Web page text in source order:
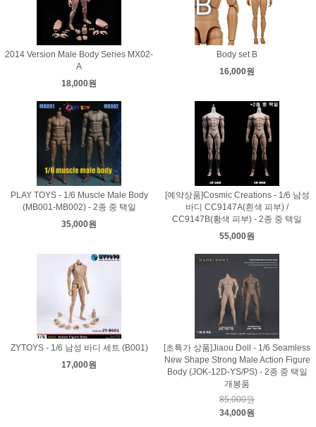
2014 Version Male Body Series MX02-
A
18,000원
Body set B
16,000원
PLAY TOYS - 1/6 Muscle Male Body
(MB001-MB002) - 2종 중 택일
35,000원
[예약상품]Cosmic Creations - 1/6 남성
바디 CC9147A(흰색 피부) /
CC9147B(황색 피부) - 2종 중 택일
55,000원
ZYTOYS - 1/6 남성 바디 세트 (B001)
17,000원
[초특가 상품]Jiaou Doll - 1/6 Seamless
New Shape Strong Male Action Figure
Body (JOK-12D-YS/PS) - 2종 중 택일
개봉품
85,000원
34,000원